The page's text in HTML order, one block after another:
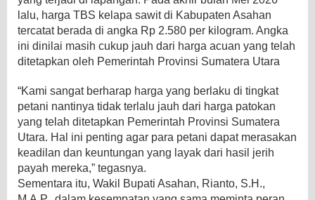
lalu, harga TBS kelapa sawit di Kabupaten Asahan
tercatat berada di angka Rp 2.580 per kilogram. Angka
ini dinilai masih cukup jauh dari harga acuan yang telah
ditetapkan oleh Pemerintah Provinsi Sumatera Utara
“Kami sangat berharap harga yang berlaku di tingkat
petani nantinya tidak terlalu jauh dari harga patokan
yang telah ditetapkan Pemerintah Provinsi Sumatera
Utara. Hal ini penting agar para petani dapat merasakan
keadilan dan keuntungan yang layak dari hasil jerih
payah mereka,” tegasnya.
Sementara itu, Wakil Bupati Asahan, Rianto, S.H.,